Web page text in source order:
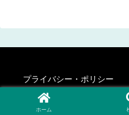
プライバシー・ポリシー
© 2020-2026 シネフ
ホーム